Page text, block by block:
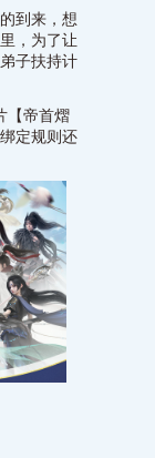
到来，想
，为了让
子扶持计
【帝首熠
定规则还